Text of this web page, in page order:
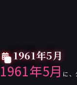
1961年5月
1961年5月 に